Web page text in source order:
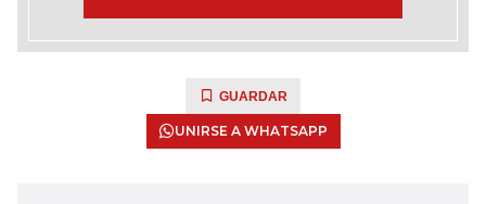
GUARDAR
UNIRSE A WHATSAPP